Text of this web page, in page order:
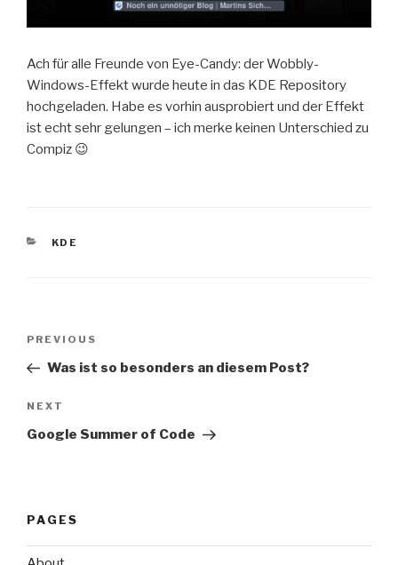
Ach für alle Freunde von Eye-Candy: der Wobbly-
Windows-Effekt wurde heute in das KDE Repository
hochgeladen. Habe es vorhin ausprobiert und der Effekt
ist echt sehr gelungen – ich merke keinen Unterschied zu
Compiz 😉
CATEGORIES
KDE
Previous
Post
PREVIOUS
Was ist so besonders an diesem Post?
Next
Post
NEXT
Google Summer of Code
PAGES